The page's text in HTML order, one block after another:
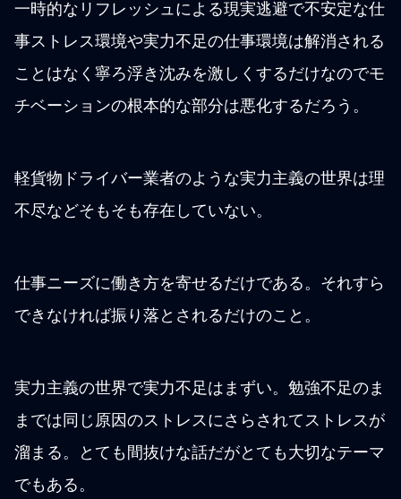
一時的なリフレッシュによる現実逃避で不安定な仕
事ストレス環境や実力不足の仕事環境は解消される
ことはなく寧ろ浮き沈みを激しくするだけなのでモ
チベーションの根本的な部分は悪化するだろう。
軽貨物ドライバー業者のような実力主義の世界は理
不尽などそもそも存在していない。
仕事ニーズに働き方を寄せるだけである。それすら
できなければ振り落とされるだけのこと。
実力主義の世界で実力不足はまずい。勉強不足のま
までは同じ原因のストレスにさらされてストレスが
溜まる。とても間抜けな話だがとても大切なテーマ
でもある。